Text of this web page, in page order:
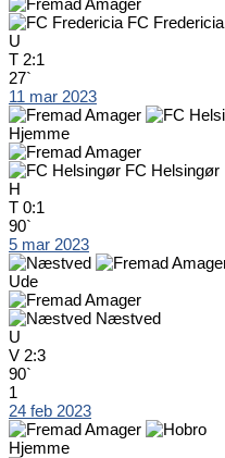
FC Fredericia
U
T 2:1
27`
11 mar 2023
Hjemme
FC Helsingør
H
T 0:1
90`
5 mar 2023
Ude
Næstved
U
V 2:3
90`
1
24 feb 2023
Hjemme